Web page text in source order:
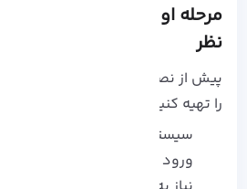
مرحله اول: فراهم کردن پیش
نظر
پیش از نصب نیاز خواهید داشت تا
را تهیه کنید.
سیستم عامل آلمالینوکس
ورود به عنوان کاربر non-root